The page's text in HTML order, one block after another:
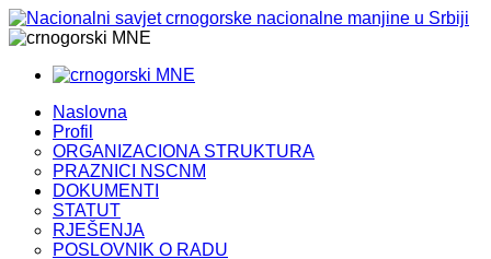
MNE
MNE
Naslovna
Profil
ORGANIZACIONA STRUKTURA
PRAZNICI NSCNM
DOKUMENTI
STATUT
RJEŠENJA
POSLOVNIK O RADU